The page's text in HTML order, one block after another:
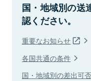
国・地域別の送
認ください。
重要なお知らせ
各国共通の条件
国・地域別の差出可